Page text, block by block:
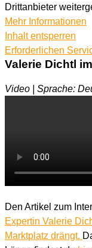
Drittanbieter
Mehr Informationen
Inhalt entsperren
Erforderlichen
Valerie Dichtl
Video | Sprache:
Den Artikel zum
Expertin Valerie
Marktplatz drängt.